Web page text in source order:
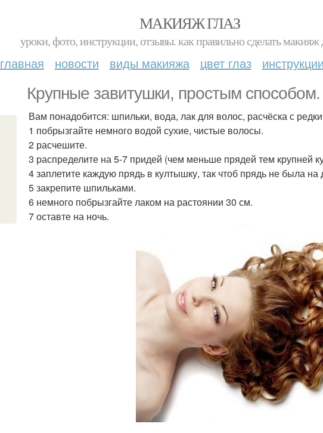
МАКИЯЖ ГЛАЗ
уроки, фото, инструкции, отзывы. как правильно сделать макияж
главная новости виды макияжа цвет глаз
Крупные завитушки, простым способом.
Вам понадобится: шпильки, вода, лак для волос, расчёска с
1 побрызгайте немного водой сухие, чистые волосы.
2 расчешите.
3 распределите на 5-7 придей (чем меньше прядей тем крупней
4 заплетите каждую прядь в култышку, так чтоб прядь не была на
5 закрепите шпильками.
6 немного побрызгайте лаком на растоянии 30 см.
7 оставте на ночь.